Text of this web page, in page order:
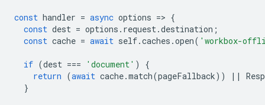
const handler = async options => {
const dest = options . request.destination ;
const cache = await self.caches .open( 'workbox-
if (dest === 'document' )
{
return (await cache.match(pageFallback)) ||
}